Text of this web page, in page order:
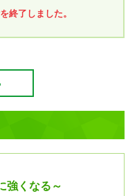
終了しました。
強くなる～